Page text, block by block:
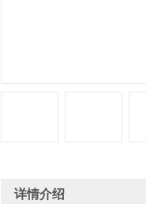
详情介绍